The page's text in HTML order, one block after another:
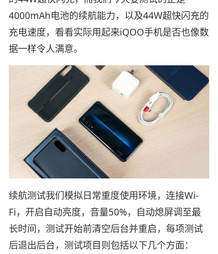
4000mAh电池的续航能力，以及44W超快闪充的
充电速度，看看实际用起来iQOO手机是否也像数
据一样令人满意。
续航测试我们模拟日常重度使用环境，连接Wi-
Fi，开启自动亮度，音量50%，自动熄屏调至最
长时间，测试开始前清空后台并重启，每项测试
后退出后台，测试项目则包括以下几个方面：